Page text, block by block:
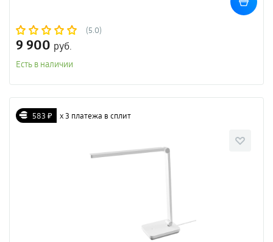
(5.0)
9 900 руб.
Есть в наличии
583 ₽ х 3 платежа в сплит